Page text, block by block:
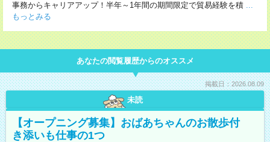
事務からキャリアアップ！半年～1年間の期間限定で貿易経験を積 ...
もっとみる
あなたの閲覧履歴からのオススメ
掲載日：2026.08.09
未読
【オープニング募集】おばあちゃんのお散歩付
き添いも仕事の1つ